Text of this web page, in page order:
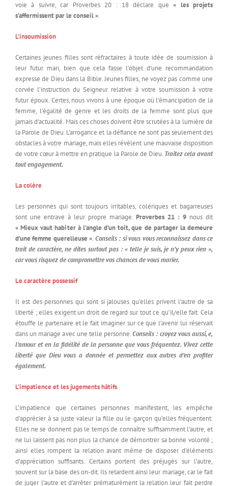
voie à suivre, car Proverbes 20 : 18 déclare que« les projets
s’affermissent par le conseil ».
L’insoumission
Certaines jeunes filles sont réfractaires à toute idée de soumission à
leur futur mari, bien que cela fasse l’objet d’une recommandation
expresse de Dieu dans la Bible. Jeunes filles, ne voyez pas comme une
corvée l’instruction du Seigneur relative à votre soumission à votre
futur époux. Certes, nous vivons à une époque où l’émancipation de la
femme, l’égalité de genre et les droits de la femme sont plus que
jamais d’actualité. Mais ces choses doivent être scrutées à la lumière de
la Parole de Dieu. L’arrogance et la défiance ne sont pas seulement des
obstacles à votre mariage, mais elles révèlent une mauvaise disposition
de votre cœur à mettre en pratique la Parole de Dieu. Traitez cela avant
tout engagement.
La colère
Les personnes qui sont toujours irritables, colériques et bagarreuses
sont une entrave à leur propre mariage. Proverbes 21 : 9 nous dit
« Mieux vaut habiter à l’angle d’un toit, que de partager la demeure
d’une femme querelleuse ». Conseils : si vous vous reconnaissez dans ce
trait de caractère, ne dites surtout pas : « telle je suis, je n’y peux rien »,
car vous risquez de compromettre vos chances de vous marier.
Le caractère possessif
Il est des personnes qui sont si jalouses qu’elles privent l’autre de sa
liberté ; elles exigent un droit de regard sur tout ce qu’il/elle fait. Cela
étouffe le partenaire et le fait imaginer sur ce que l’avenir lui réservait
dans un mariage avec une telle personne.Conseils : croyez vous aussi, e,
l’amour et en la fidélité de la personne que vous fréquentez. Vivez cette
liberté que Dieu vous a donnée et permettez aux autres d’en profiter
également.
L’impatience et les jugements hâtifs
L’impatience que certaines personnes manifestent, les empêche
d’apprécier à sa juste valeur la fille ou le garçon qu’elles fréquentent.
Elles ne se donnent pas le temps de connaître suffisamment l’autre, et
ne lui laissent pas non plus la chance de démontrer sa bonne volonté ;
ainsi elles rompent la relation avant même de disposer d’éléments
d’appréciation suffisants. Certains portent des préjugés sur l’autre,
souvent sur la base des on-dit. Ils retardent ainsi leur mariage, car le fait
de juger l’autre et d’arrêter prématurément la relation leur fait perdre